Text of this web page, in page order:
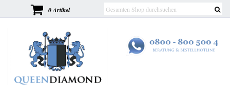
0 Artikel